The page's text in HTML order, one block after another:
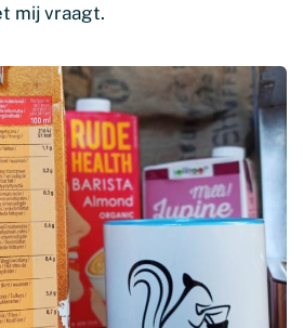
mij vraagt.